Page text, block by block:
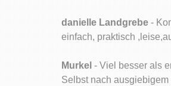
danielle Landgrebe -
einfach, praktisch
Murkel - Viel besser als
Selbst nach